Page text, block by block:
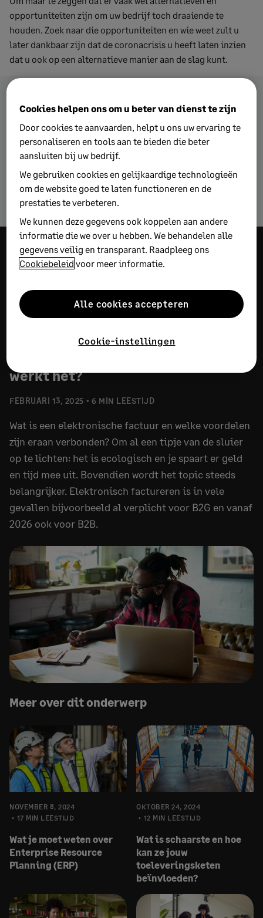
opportuniteiten zijn om uw bedrijf toch draaiende te
houden. Zoek naar die opportuniteiten en wie weet zult u
later dankbaar zijn dat de coronacrisis u heeft laten inzien
dat u ook op een alternatieve manier aan de slag kunt.
Vanuit dit artikel door meer
onderwerpen bladeren
Bedrijfsplanning
Verken meer
inzichten
FEBRUARI 13, 2025 6 MIN LEESTIJD
werkt het?
Wat is een elektronische factuur en welke voordelen
zijn eraan verbonden? Om al een tipje van de sluier
op te lichten: het is ecologisch en je spaart er geld
en tijd mee uit. Bovendien wordt het topic steeds
belangrijker. Elektronisch factureren is in vele
gevallen bijvoorbeeld al verplicht voor B2G en vanaf
2026 ook voor B2B.
Meer over dit onderwerp
NOVEMBER 8, 2024
17 MIN LEESTIJD
Wat je moet weten over
Enterprise Resource
Planning (ERP)
OKTOBER 24, 2024
12 MIN LEESTIJD
Wat is schaarste en hoe
kan ze jouw
toeleveringsketen
beïnvloeden?
Cookies helpen ons om u beter van dienst te zijn
Door cookies te aanvaarden, helpt u ons uw ervaring te
personaliseren en tools aan te bieden die beter
aansluiten bij uw bedrijf.
We gebruiken cookies en gelijkaardige technologieën
om de website goed te laten functioneren en de
prestaties te verbeteren.
We kunnen deze gegevens ook koppelen aan andere
informatie die we over u hebben. We behandelen alle
gegevens veilig en transparant. Raadpleeg ons
Cookiebeleid voor meer informatie.
Cookie-instellingen
Alle cookies accepteren